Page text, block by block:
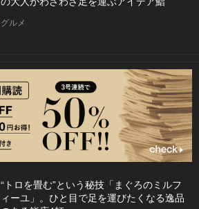
グルメ
“トロを畳む”という秘技「まぐろのミルフ
ィーユ」。ひと目で足を運びたくなる逸品